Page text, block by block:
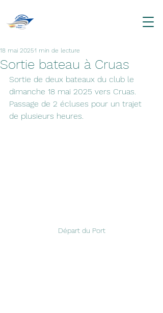
Sortie bateau à Cruas
18 mai 20251 min de lecture
Sortie de deux bateaux du club le
dimanche 18 mai 2025 vers Cruas.
Passage de 2 écluses pour un trajet
de plusieurs heures.
Départ du Port